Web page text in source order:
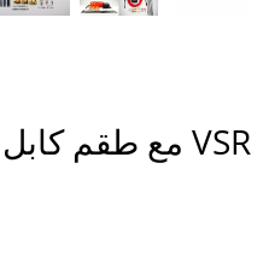
VSR مع طقم كابل للبطارية الثانية